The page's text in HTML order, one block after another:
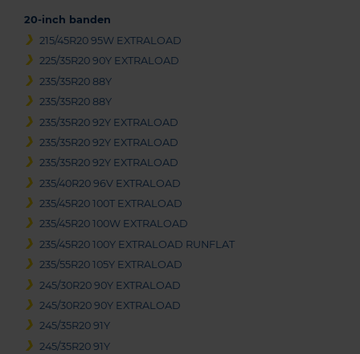
20-inch banden
215/45R20 95W EXTRALOAD
225/35R20 90Y EXTRALOAD
235/35R20 88Y
235/35R20 88Y
235/35R20 92Y EXTRALOAD
235/35R20 92Y EXTRALOAD
235/35R20 92Y EXTRALOAD
235/40R20 96V EXTRALOAD
235/45R20 100T EXTRALOAD
235/45R20 100W EXTRALOAD
235/45R20 100Y EXTRALOAD RUNFLAT
235/55R20 105Y EXTRALOAD
245/30R20 90Y EXTRALOAD
245/30R20 90Y EXTRALOAD
245/35R20 91Y
245/35R20 91Y